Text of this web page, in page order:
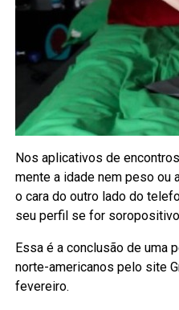
Nos aplicativos de
mente a idade nem peso ou
o cara do outro lado do
seu perfil se for
Essa é a conclusão de uma
norte-americanos pelo site
fevereiro.